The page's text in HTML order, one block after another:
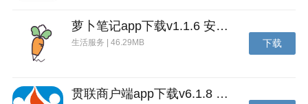
萝卜笔记app下载v1.1.6 安卓版
生活服务 | 46.29MB 下载
贯联商户端app下载v6.1.8 安卓版